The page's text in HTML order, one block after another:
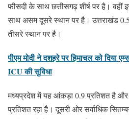
फीसदी के साथ छत्तीसगढ़ शीर्ष पर है। वहीं
साथ असम दूसरे स्थान पर है। उत्तराखंड
तीसरे स्थान पर है।
पीएम मोदी ने दशहरे पर हिमाचल को दिया
ICU की सुविधा
मध्यप्रदेश में यह आंकड़ा 0.9 प्रतिशत है
प्रतिशत रहा है। दूसरी ओर सर्वाधिक